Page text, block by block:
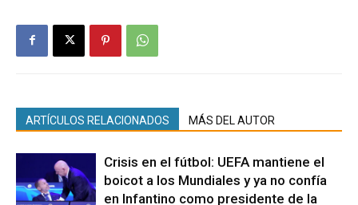
ARTÍCULOS RELACIONADOS MÁS DEL AUTOR
Crisis en el fútbol: UEFA mantiene el
boicot a los Mundiales y ya no confía
en Infantino como presidente de la